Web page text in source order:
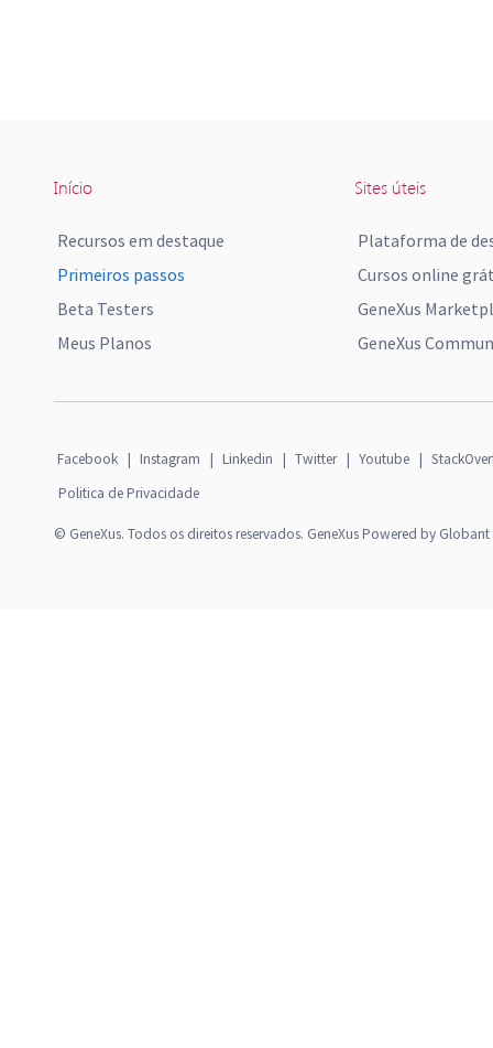
Início
Recursos em destaque
Primeiros passos
Beta Testers
Meus Planos
Sites úteis
Plataforma de
Cursos online
GeneXus
GeneXus
Facebook | Instagram | Linkedin | Twitter | Youtube |
Politica de Privacidade
© GeneXus. Todos os direitos reservados. GeneXus Powered by Globant